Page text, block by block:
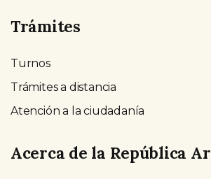
Trámites
Turnos
Trámites a distancia
Atención a la ciudadanía
Acerca de la República